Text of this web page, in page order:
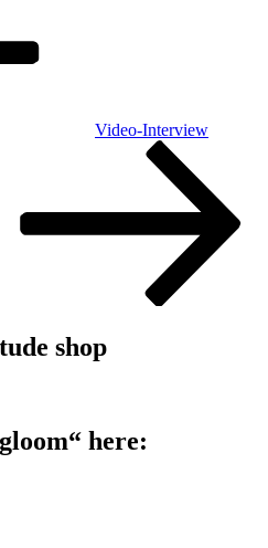
Video-Interview
shop
here: